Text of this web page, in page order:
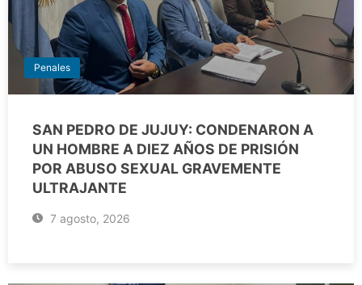
Penales
SAN PEDRO DE JUJUY: CONDENARON A
UN HOMBRE A DIEZ AÑOS DE PRISIÓN
POR ABUSO SEXUAL GRAVEMENTE
ULTRAJANTE
7 agosto, 2026